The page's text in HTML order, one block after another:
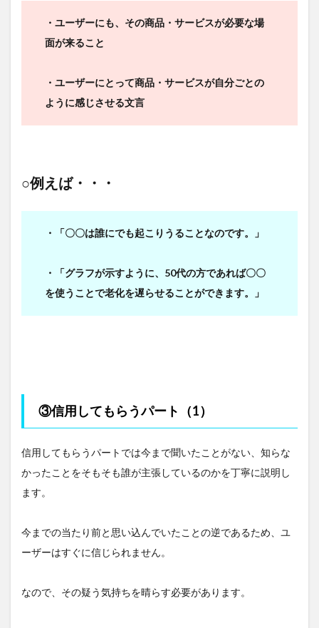
・ユーザーにも、その商品・サービスが必要な場
面が来ること
・ユーザーにとって商品・サービスが自分ごとの
ように感じさせる文言
○例えば・・・
・「〇〇は誰にでも起こりうることなのです。」
・「グラフが示すように、50代の方であれば〇〇
を使うことで老化を遅らせることができます。」
③信用してもらうパート（1）
信用してもらうパートでは今まで聞いたことがない、知らな
かったことをそもそも誰が主張しているのかを丁寧に説明し
ます。
今までの当たり前と思い込んでいたことの逆であるため、ユ
ーザーはすぐに信じられません。
なので、その疑う気持ちを晴らす必要があります。